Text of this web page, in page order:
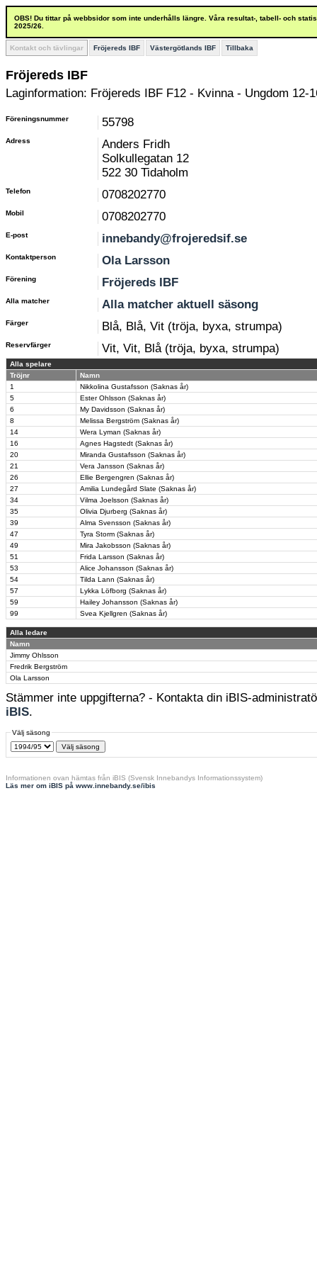
OBS! Du tittar på webbsidor som inte underhålls längre. Våra resultat-, tabell- och
2025/26.
Kontakt och tävlingar Fröjereds IBF Västergötlands IBF Tillbaka
Fröjereds IBF
Laginformation: Fröjereds IBF F12 - Kvinna - Ungdom 12-
Föreningsnummer 55798
Adress
Anders Fridh
Solkullegatan 12
522 30 Tidaholm
Telefon 0708202770
Mobil 0708202770
E-post innebandy@frojeredsif.se
Kontaktperson Ola Larsson
Förening Fröjereds IBF
Alla matcher Alla matcher aktuell säsong
Färger Blå, Blå, Vit (tröja, byxa, strumpa)
Reservfärger Vit, Vit, Blå (tröja, byxa, strumpa)
Alla spelare
Tröjnr
Namn
1
Nikkolina Gustafsson (Saknas år)
5
Ester Ohlsson (Saknas år)
6
My Davidsson (Saknas år)
8
Melissa Bergström (Saknas år)
14
Wera Lyman (Saknas år)
16
Agnes Hagstedt (Saknas år)
20
Miranda Gustafsson (Saknas år)
21
Vera Jansson (Saknas år)
26
Ellie Bergengren (Saknas år)
27
Amilia Lundegård Slate (Saknas år)
34
Vilma Joelsson (Saknas år)
35
Olivia Djurberg (Saknas år)
39
Alma Svensson (Saknas år)
47
Tyra Storm (Saknas år)
49
Mira Jakobsson (Saknas år)
51
Frida Larsson (Saknas år)
53
Alice Johansson (Saknas år)
54
Tilda Lann (Saknas år)
57
Lykka Löfborg (Saknas år)
59
Hailey Johansson (Saknas år)
99
Svea Kjellgren (Saknas år)
Alla ledare
Namn
Jimmy Ohlsson
Fredrik Bergström
Ola Larsson
Stämmer inte uppgifterna? - Kontakta din iBIS-
iBIS.
Välj säsong
Informationen ovan hämtas från iBIS (Svensk Innebandys Informationssystem)
Läs mer om iBIS på www.innebandy.se/ibis